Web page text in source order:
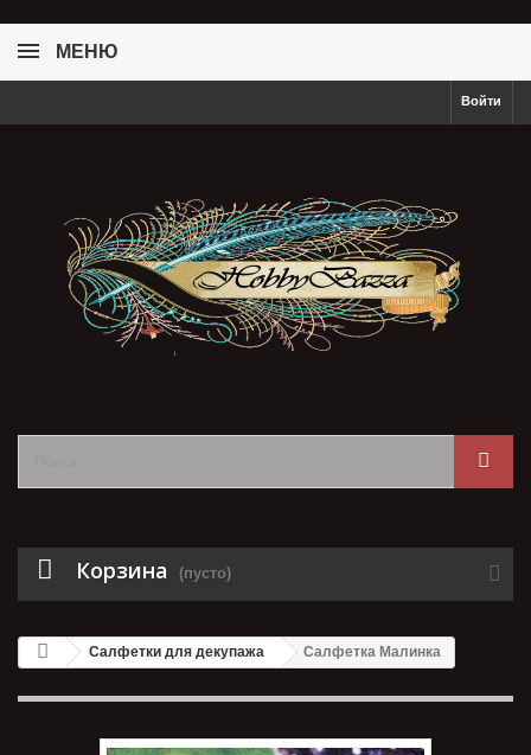
МЕНЮ
Войти
Корзина (пусто)
Салфетки для декупажа Салфетка Малинка